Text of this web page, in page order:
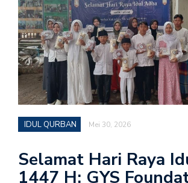
IDUL QURBAN Mei 30, 2026
Selamat Hari Raya
1447 H: GYS